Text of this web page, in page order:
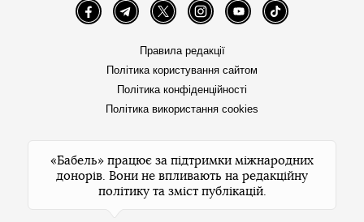
FacebookTelegramTwitter InstagramYouTube TikTok
Правила редакції
Політика користування сайтом
Політика конфіденційності
Політика використання cookies
«Бабель» працює за підтримки міжнародних
донорів. Вони не впливають на редакційну
політику та зміст публікацій.